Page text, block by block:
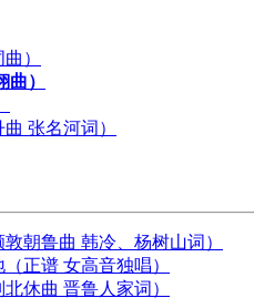
）
）
张名河词）
朝鲁曲 韩冷、杨树山词）
正谱 女高音独唱）
休曲 晋鲁人家词）